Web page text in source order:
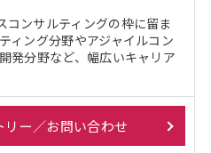
ンサルティングの枠に留ま
ィング分野やアジャイルコン
発分野など、幅広いキャリア
リー／お問い合わせ